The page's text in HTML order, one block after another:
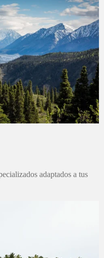
adaptados a tus